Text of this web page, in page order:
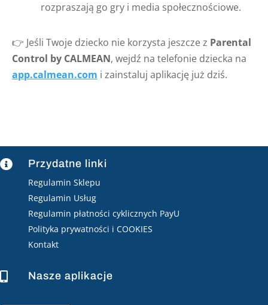
rozpraszają go gry i media społecznościowe.
👉 Jeśli Twoje dziecko nie korzysta jeszcze z Parental
Control by CALMEAN, wejdź na telefonie dziecka na
app.calmean.com i zainstaluj aplikację już dziś.
 Przydatne linki
Regulamin Sklepu
Regulamin Usług
Regulamin płatności cyklicznych PayU
Polityka prywatności i COOKIES
Kontakt
 Nasze aplikacje